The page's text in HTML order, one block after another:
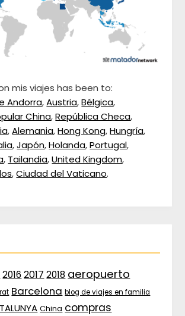
mis viajes has been to:
Andorra,Austria,Bélgica,
China,República Checa,
,Alemania,Hong Kong,Hungría,
,Japón,Holanda,Portugal,
, Tailandia,United Kingdom,
,Ciudad del Vaticano.
2016 2017 2018 aeropuerto
Barcelona blog de viajes en familia
China compras